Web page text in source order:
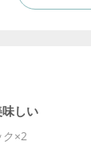
しい
ク×2